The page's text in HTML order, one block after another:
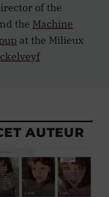
of the
the Machine
at the Milieux
AUTEUR